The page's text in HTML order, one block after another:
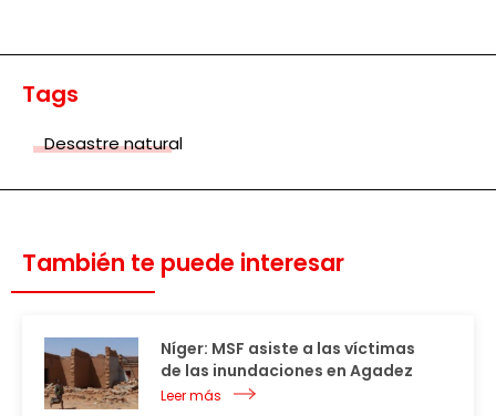
Tags
Desastre natural
También te puede interesar
Níger: MSF asiste a las víctimas
de las inundaciones en Agadez
Leer más